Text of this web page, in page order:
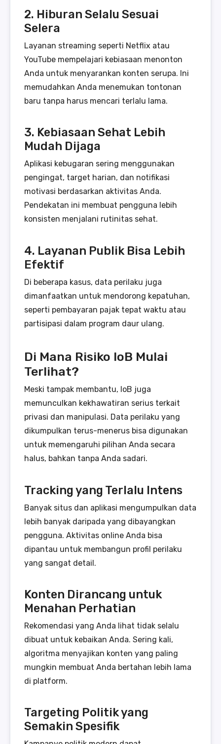
2. Hiburan Selalu Sesuai
Selera
Layanan streaming seperti Netflix atau
YouTube mempelajari kebiasaan menonton
Anda untuk menyarankan konten serupa. Ini
memudahkan Anda menemukan tontonan
baru tanpa harus mencari terlalu lama.
3. Kebiasaan Sehat Lebih
Mudah Dijaga
Aplikasi kebugaran sering menggunakan
pengingat, target harian, dan notifikasi
motivasi berdasarkan aktivitas Anda.
Pendekatan ini membuat pengguna lebih
konsisten menjalani rutinitas sehat.
4. Layanan Publik Bisa Lebih
Efektif
Di beberapa kasus, data perilaku juga
dimanfaatkan untuk mendorong kepatuhan,
seperti pembayaran pajak tepat waktu atau
partisipasi dalam program daur ulang.
Di Mana Risiko IoB Mulai
Terlihat?
Meski tampak membantu, IoB juga
memunculkan kekhawatiran serius terkait
privasi dan manipulasi. Data perilaku yang
dikumpulkan terus-menerus bisa digunakan
untuk memengaruhi pilihan Anda secara
halus, bahkan tanpa Anda sadari.
Tracking yang Terlalu Intens
Banyak situs dan aplikasi mengumpulkan data
lebih banyak daripada yang dibayangkan
pengguna. Aktivitas online Anda bisa
dipantau untuk membangun profil perilaku
yang sangat detail.
Konten Dirancang untuk
Menahan Perhatian
Rekomendasi yang Anda lihat tidak selalu
dibuat untuk kebaikan Anda. Sering kali,
algoritma menyajikan konten yang paling
mungkin membuat Anda bertahan lebih lama
di platform.
Targeting Politik yang
Semakin Spesifik